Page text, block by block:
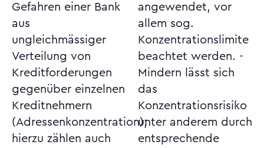
Gefahren einer Bank
aus
ungleichmässiger
Verteilung von
Kreditforderungen
gegenüber einzelnen
Kreditnehmern
(Adressenkonzentration);
hierzu zählen auch
angewendet, vor
allem sog.
Konzentrationslimite
beachtet werden. -
Mindern lässt sich
das
Konzentrationsrisiko
unter anderem durch
entsprechende